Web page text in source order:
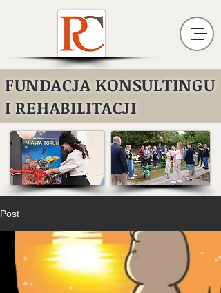
FUNDACJA KONSULTINGU
I REHABILITACJI
Post